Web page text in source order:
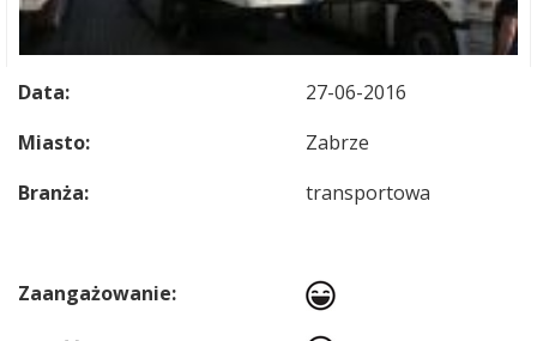
Data:
27-06-2016
Miasto:
Zabrze
Branża:
transportowa
Zaangażowanie: